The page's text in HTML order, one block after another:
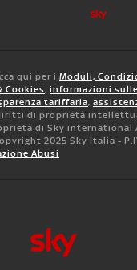
qui per i Moduli,
Cookies, informazioni
tariffaria,
di proprietà
di Sky international
2025 Sky Italia -
Abusi